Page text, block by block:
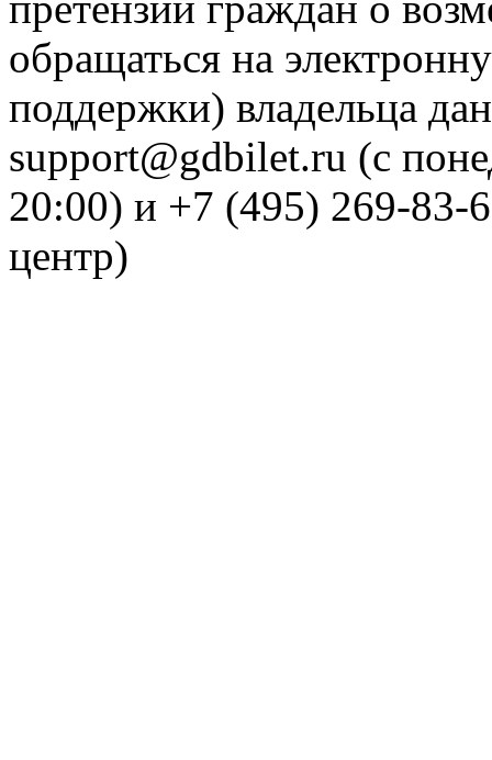
обращаться на
поддержки) владельца
support@gdbilet.ru (с
20:00) и +7 (495) 269-83-
центр)